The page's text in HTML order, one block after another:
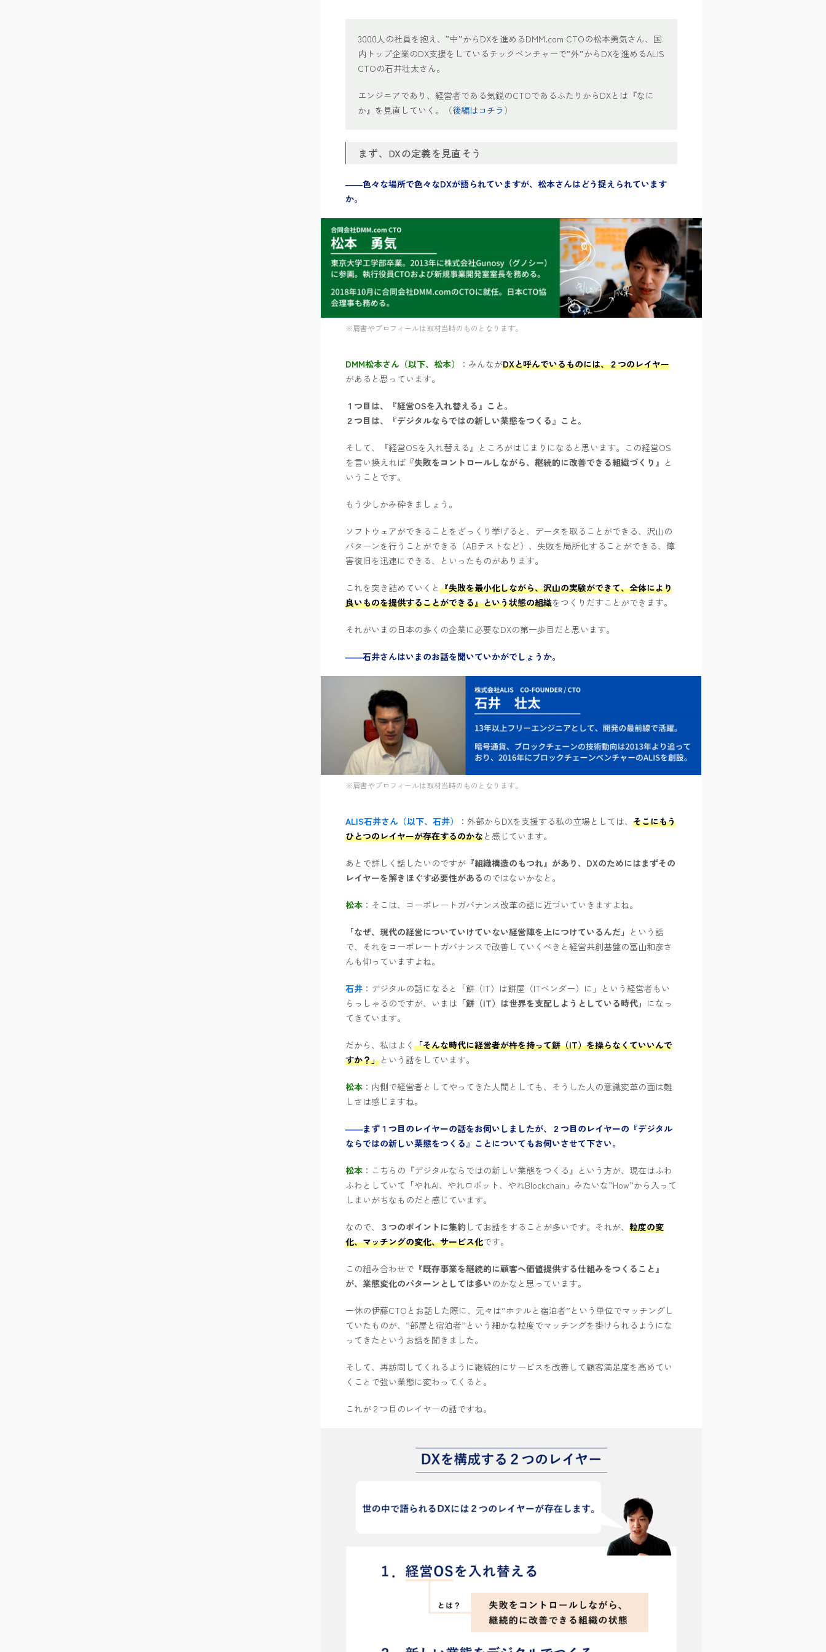
3000人の社員を抱え、”中”からDXを進めるDMM.com CTOの松本勇気さん、国
内トップ企業のDX支援をしているテックベンチャーで”外”からDXを進めるALIS
CTOの石井壮太さん。
エンジニアであり、経営者である気鋭のCTOであるふたりからDXとは『なに
か』を見直していく。（後編はコチラ）
まず、DXの定義を見直そう
――色々な場所で色々なDXが語られていますが、松本さんはどう捉えられています
か。
※肩書やプロフィールは取材当時のものとなります。
DMM松本さん（以下、松本） ：みんながDXと呼んでいるものには、２つのレイヤー
があると思っています。
１つ目は、『経営OSを入れ替える』こと。
２つ目は、『デジタルならではの新しい業態をつくる』こと。
そして、『経営OSを入れ替える』ところがはじまりになると思います。この経営OS
を言い換えれば 『失敗をコントロールしながら、継続的に改善できる組織づくり』 と
いうことです。
もう少しかみ砕きましょう。
ソフトウェアができることをざっくり挙げると、データを取ることができる、沢山の
パターンを行うことができる（ABテストなど）、失敗を局所化することができる、障
害復旧を迅速にできる、といったものがあります。
これを突き詰めていくと 『失敗を最小化しながら、沢山の実験ができて、全体により
良いものを提供することができる』という状態の組織をつくりだすことができます。
それがいまの日本の多くの企業に必要なDXの第一歩目だと思います。
――石井さんはいまのお話を聞いていかがでしょうか。
※肩書やプロフィールは取材当時のものとなります。
ALIS石井さん（以下、石井） ：外部からDXを支援する私の立場としては、 そこにもう
ひとつのレイヤーが存在するのかなと感じています。
あとで詳しく話したいのですが 『組織構造のもつれ』があり、DXのためにはまずその
レイヤーを解きほぐす必要性がある のではないかなと。
松本 ：そこは、コーポレートガバナンス改革の話に近づいていきますよね。
「なぜ、現代の経営についていけていない経営陣を上につけているんだ」 という話
で、それをコーポレートガバナンスで改善していくべきと経営共創基盤の冨山和彦さ
んも仰っていますよね。
石井 ：デジタルの話になると「餅（IT）は餅屋（ITベンダー）に」という経営者もい
らっしゃるのですが、いまは 「餅（IT）は世界を支配しようとしている時代」 になっ
てきています。
だから、私はよく 「そんな時代に経営者が杵を持って餅（IT）を操らなくていいんで
すか？」という話をしています。
松本 ：内側で経営者としてやってきた人間としても、そうした人の意識変革の面は難
しさは感じますね。
――まず１つ目のレイヤーの話をお伺いしましたが、２つ目のレイヤーの『デジタル
ならではの新しい業態をつくる』ことについてもお伺いさせて下さい。
松本 ：こちらの『デジタルならではの新しい業態をつくる』という方が、現在はふわ
ふわとしていて「やれAI、やれロボット、やれBlockchain」みたいな”How”から入って
しまいがちなものだと感じています。
なので、 ３つのポイントに集約 してお話をすることが多いです。それが、 粒度の変
化、マッチングの変化、サービス化です。
この組み合わせで 『既存事業を継続的に顧客へ価値提供する仕組みをつくること』
が、業態変化のパターンとしては多いのかなと思っています。
一休の伊藤CTOとお話した際に、元々は”ホテルと宿泊者”という単位でマッチングし
ていたものが、”部屋と宿泊者”という細かな粒度でマッチングを掛けられるようにな
ってきたというお話を聞きました。
そして、再訪問してくれるように継続的にサービスを改善して顧客満足度を高めてい
くことで強い業態に変わってくると。
これが２つ目のレイヤーの話ですね。